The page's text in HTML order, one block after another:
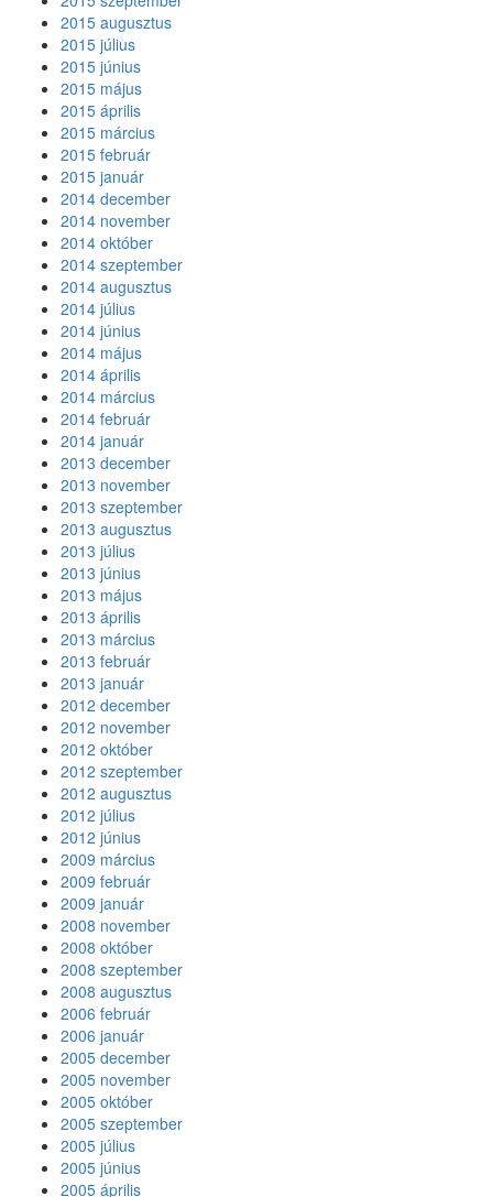
2015 augusztus
2015 július
2015 június
2015 május
2015 április
2015 március
2015 február
2015 január
2014 december
2014 november
2014 október
2014 szeptember
2014 augusztus
2014 július
2014 június
2014 május
2014 április
2014 március
2014 február
2014 január
2013 december
2013 november
2013 szeptember
2013 augusztus
2013 július
2013 június
2013 május
2013 április
2013 március
2013 február
2013 január
2012 december
2012 november
2012 október
2012 szeptember
2012 augusztus
2012 július
2012 június
2009 március
2009 február
2009 január
2008 november
2008 október
2008 szeptember
2008 augusztus
2006 február
2006 január
2005 december
2005 november
2005 október
2005 szeptember
2005 július
2005 június
2005 április